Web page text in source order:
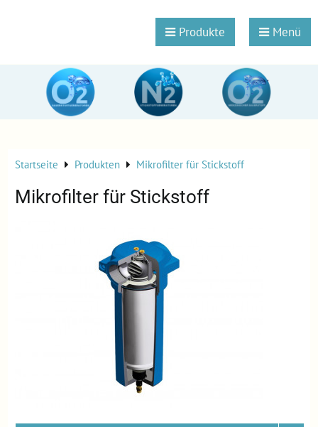
Produkte Menü
Startseite Produkten Mikrofilter für Stickstoff
Mikrofilter für Stickstoff